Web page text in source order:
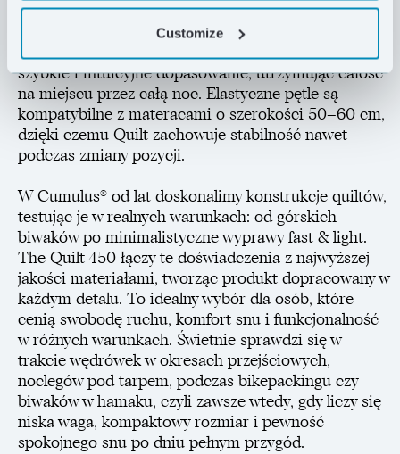
Customize
które ograniczają utratę ogrzanego powietrza.
Praktyczny system mocowania do materaca, oparty
na elastycznych taśmach z klamerkami, pozwala na
szybkie i intuicyjne dopasowanie, utrzymując całość
na miejscu przez całą noc. Elastyczne pętle są
kompatybilne z materacami o szerokości 50–60 cm,
dzięki czemu Quilt zachowuje stabilność nawet
podczas zmiany pozycji.
W Cumulus® od lat doskonalimy konstrukcje quiltów,
testując je w realnych warunkach: od górskich
biwaków po minimalistyczne wyprawy fast & light.
The Quilt 450 łączy te doświadczenia z najwyższej
jakości materiałami, tworząc produkt dopracowany w
każdym detalu. To idealny wybór dla osób, które
cenią swobodę ruchu, komfort snu i funkcjonalność
w różnych warunkach. Świetnie sprawdzi się w
trakcie wędrówek w okresach przejściowych,
noclegów pod tarpem, podczas bikepackingu czy
biwaków w hamaku, czyli zawsze wtedy, gdy liczy się
niska waga, kompaktowy rozmiar i pewność
spokojnego snu po dniu pełnym przygód.